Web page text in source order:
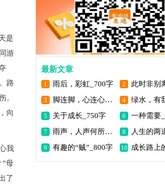
是
游
路
。
向
我
”母
了
最新文章
1 雨后，彩虹_700字 2
3 脚连脚，心连心_800字 4
5 关于成长_750字 6 一种需要
7 雨声，人声何所思_800字 8
9 有趣的“贼”_800字 10